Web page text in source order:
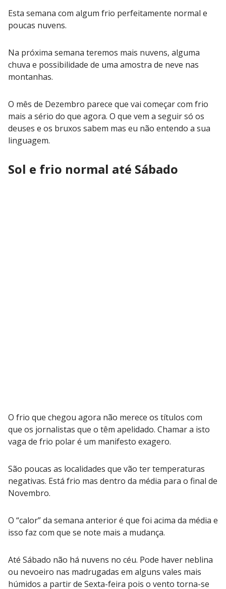
Esta semana com algum frio perfeitamente normal e
poucas nuvens.
Na próxima semana teremos mais nuvens, alguma
chuva e possibilidade de uma amostra de neve nas
montanhas.
O mês de Dezembro parece que vai começar com frio
mais a sério do que agora. O que vem a seguir só os
deuses e os bruxos sabem mas eu não entendo a sua
linguagem.
Sol e frio normal até Sábado
O frio que chegou agora não merece os títulos com
que os jornalistas que o têm apelidado. Chamar a isto
vaga de frio polar é um manifesto exagero.
São poucas as localidades que vão ter temperaturas
negativas. Está frio mas dentro da média para o final de
Novembro.
O “calor” da semana anterior é que foi acima da média e
isso faz com que se note mais a mudança.
Até Sábado não há nuvens no céu. Pode haver neblina
ou nevoeiro nas madrugadas em alguns vales mais
húmidos a partir de Sexta-feira pois o vento torna-se